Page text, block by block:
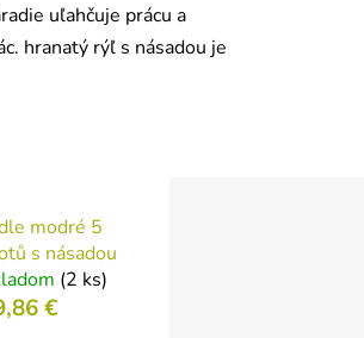
uľahčuje prácu a
hranatý rýľ s násadou je
modré 5
s násadou
(2 ks)
€